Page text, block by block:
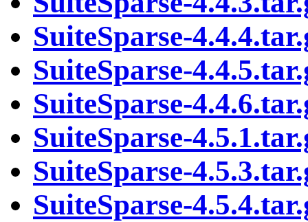
SuiteSparse-
SuiteSparse-
SuiteSparse-
SuiteSparse-
SuiteSparse-
SuiteSparse-